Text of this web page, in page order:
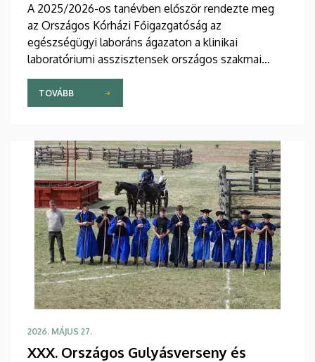
A 2025/2026-os tanévben először rendezte meg
az Országos Kórházi Főigazgatóság az
egészségügyi laboráns ágazaton a klinikai
laboratóriumi asszisztensek országos szakmai
tanulmányi versenyét.
TOVÁBB
2026. MÁJUS 27.
XXX. Országos Gulyásverseny és